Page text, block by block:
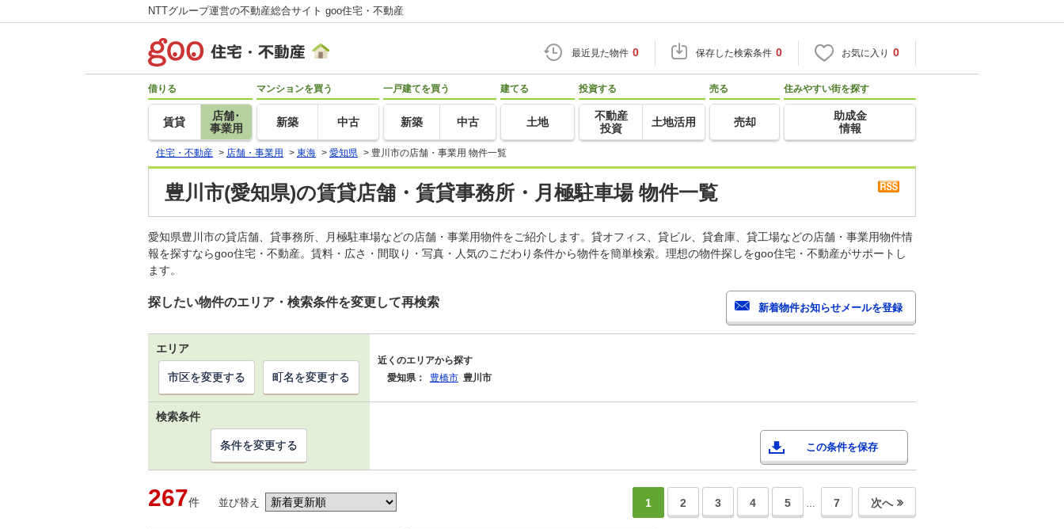
NTTグループ運営の不動産総合サイト goo住宅・不動産
最近見た物件 0 保存した検索条件 0 お気に入り 0
借りる
賃貸
店舗･
事業用
マンションを買う
新築 中古
一戸建てを買う
新築 中古
建てる
土地
投資する
不動産
投資
土地活用
売る
売却
住みやすい街を探す
助成金
情報
住宅・不動産 > 店舗・事業用 > 東海 > 愛知県 > 豊川市の店舗・事業用 物件一覧
豊川市(愛知県)の賃貸店舗・賃貸事務所・月極駐車場 物件一覧
愛知県豊川市の貸店舗、貸事務所、月極駐車場などの店舗・事業用物件をご紹介します。貸オフィス、貸ビル、貸倉庫、貸工場などの店舗・事業用物件情
報を探すならgoo住宅・不動産。賃料・広さ・間取り・写真・人気のこだわり条件から物件を簡単検索。理想の物件探しをgoo住宅・不動産がサポートし
ます。
探したい物件のエリア・検索条件を変更して再検索
エリア
近くのエリアから探す
愛知県：
豊橋市 豊川市
市区を変更する 町名を変更する
検索条件
この条件を保存
条件を変更する
267件 並び替え 1 2 3 4 5 … 7 次へ